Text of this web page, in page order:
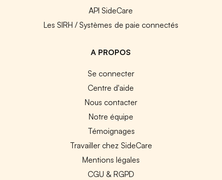
API SideCare
Les SIRH / Systèmes de paie connectés
A PROPOS
Se connecter
Centre d'aide
Nous contacter
Notre équipe
Témoignages
Travailler chez SideCare
Mentions légales
CGU & RGPD